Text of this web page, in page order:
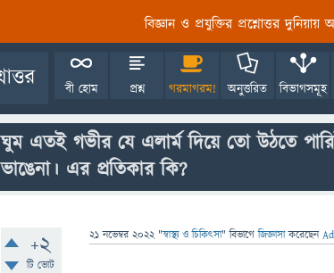
বিজ্ঞান ও প্রযুক্তির প্রশ্নোত্তর
বী হোম প্রশ্ন গরমাগরম! অনুত্তরিত বিভাগসমূহ
ঘুম এতই গভীর যে এলার্ম দিয়ে তো উঠতে
ভাঙেনা। এর প্রতিকার কি?
+2
টি ভোট
21 নভেম্বর 2022 "স্বাস্থ্য ও চিকিৎসা" বিভাগে জিজ্ঞাসাকরেছেন